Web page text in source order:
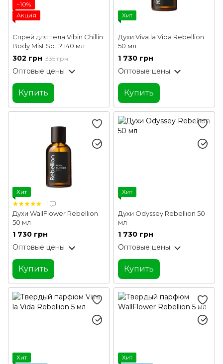
−10%
Акция
Спрей для тела Vibin Chillin
Body Mist So...? 140 мл
302 грн 335 грн
Оптовые цены
Купить
Хит
Духи Viva la Vida Rebellion
50 мл
1 730 грн
Оптовые цены
Купить
Хит
1
Духи WallFlower Rebellion
50 мл
1 730 грн
Оптовые цены
Купить
Хит
Духи Odyssey Rebellion 50
мл
1 730 грн
Оптовые цены
Купить
Хит
Хит